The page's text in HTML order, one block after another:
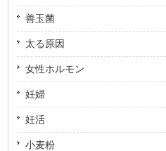
善玉菌
太る原因
女性ホルモン
妊婦
妊活
小麦粉